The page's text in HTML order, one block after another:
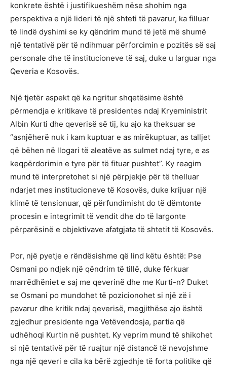
konkrete është i justifikueshëm nëse shohim nga
perspektiva e një lideri të një shteti të pavarur, ka filluar
të lindë dyshimi se ky qëndrim mund të jetë më shumë
një tentativë për të ndihmuar përforcimin e pozitës së saj
personale dhe të institucioneve të saj, duke u larguar nga
Qeveria e Kosovës.
Një tjetër aspekt që ka ngritur shqetësime është
përmendja e kritikave të presidentes ndaj Kryeministrit
Albin Kurti dhe qeverisë së tij, ku ajo ka theksuar se
“asnjëherë nuk i kam kuptuar e as mirëkuptuar, as talljet
që bëhen në llogari të aleatëve as sulmet ndaj tyre, e as
keqpërdorimin e tyre për të fituar pushtet”. Ky reagim
mund të interpretohet si një përpjekje për të thelluar
ndarjet mes institucioneve të Kosovës, duke krijuar një
klimë të tensionuar, që përfundimisht do të dëmtonte
procesin e integrimit të vendit dhe do të largonte
përparësinë e objektivave afatgjata të shtetit të Kosovës.
Por, një pyetje e rëndësishme që lind këtu është: Pse
Osmani po ndjek një qëndrim të tillë, duke fërkuar
marrëdhëniet e saj me qeverinë dhe me Kurti-n? Duket
se Osmani po mundohet të pozicionohet si një zë i
pavarur dhe kritik ndaj qeverisë, megjithëse ajo është
zgjedhur presidente nga Vetëvendosja, partia që
udhëhoqi Kurtin në pushtet. Ky veprim mund të shikohet
si një tentativë për të ruajtur një distancë të nevojshme
nga një qeveri e cila ka bërë zgjedhje të forta politike që